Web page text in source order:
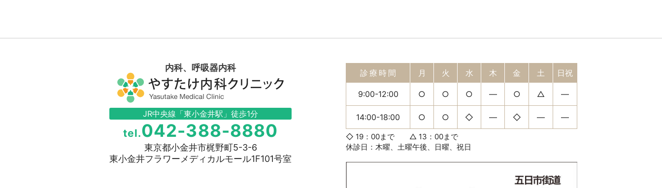
内科、呼吸器内科
JR中央線「東小金井駅」徒歩1分
tel.042-388-8880
東京都小金井市梶野町5-3-6
東小金井フラワーメディカルモール1F101号室
◇ 19：00まで △ 13：00まで
休診日：木曜、土曜午後、日曜、祝日
診療時間 月 火 水 木 金 土 日祝
9:00-12:00 ○ ○ ○ ― ○ △ ―
14:00-18:00 ○ ○ ◇ ― ◇ ― ―